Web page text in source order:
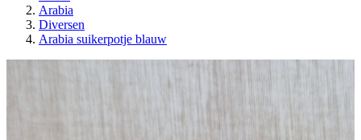
Arabia
Diversen
Arabia suikerpotje blauw